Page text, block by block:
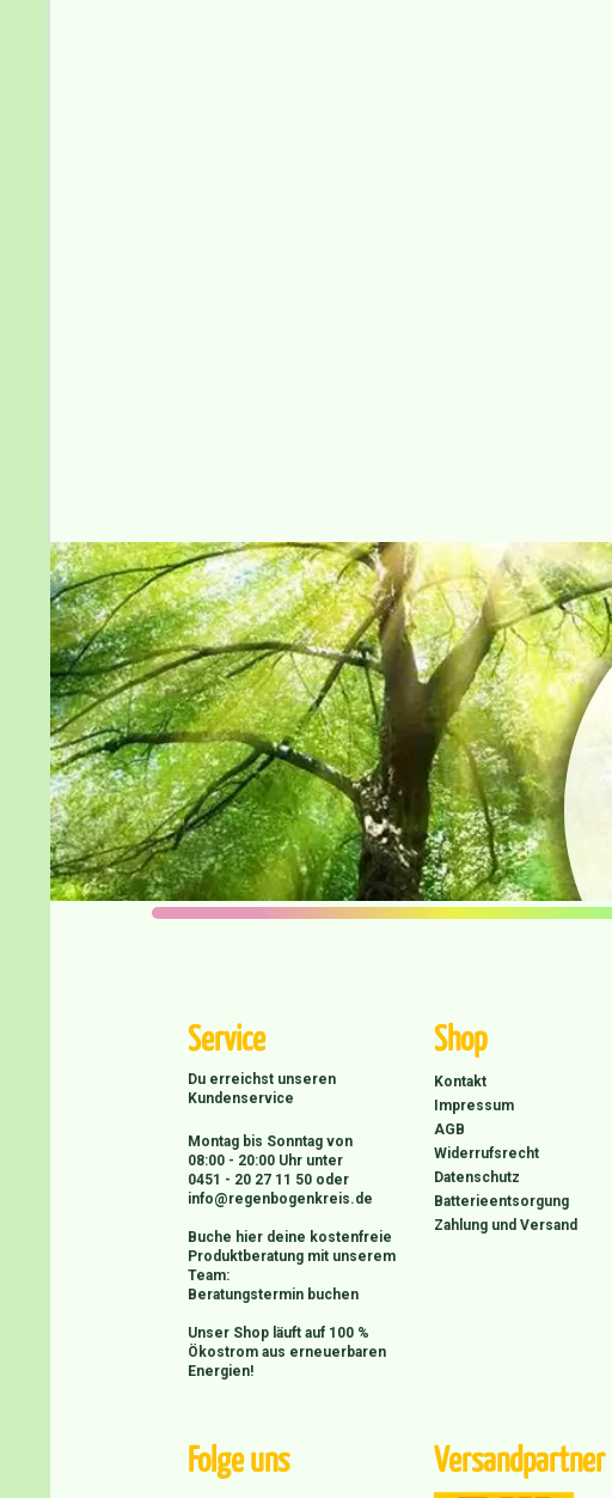
Service
Du erreichst unseren
Kundenservice
Montag bis Sonntag von
08:00 - 20:00 Uhr unter
0451 - 20 27 11 50 oder
info@regenbogenkreis.de
Buche hier deine kostenfreie
Produktberatung mit unserem
Team:
Beratungstermin buchen
Unser Shop läuft auf 100 %
Ökostrom aus erneuerbaren
Energien!
Shop
Kontakt
Impressum
AGB
Widerrufsrecht
Datenschutz
Batterieentsorgung
Zahlung und Versand
Folge uns Versandpartner